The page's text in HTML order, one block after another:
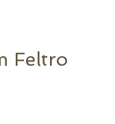
Feltro